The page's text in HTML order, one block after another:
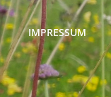
IMPRESSUM